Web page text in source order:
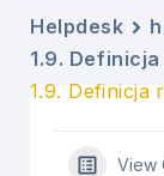
Helpdesk
1.9.
1.9. Definicja
View